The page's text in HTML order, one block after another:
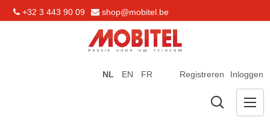
+32 3 443 90 09 shop@mobitel.be
Registreren Inloggen
NL EN FR